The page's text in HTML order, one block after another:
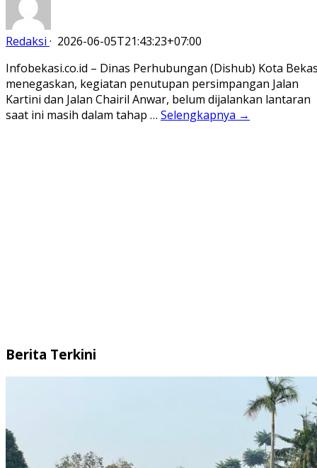
Redaksi · 2026-06-05T21:43:23+07:00
Infobekasi.co.id – Dinas Perhubungan (Dishub) Kota
menegaskan, kegiatan penutupan persimpangan Jalan
Kartini dan Jalan Chairil Anwar, belum dijalankan lantaran
saat ini masih dalam tahap … Selengkapnya →
Berita Terkini